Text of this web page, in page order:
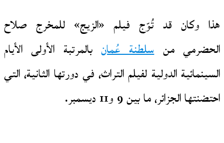
هذا وكان قد تُوّج فيلم «الزيج» للمخرج صلاح
الحضرمي منسلطنة عُمان بالمرتبة الأولى الأيام
السينمائية الدولية لفيلم التراث، في دورتها الثانية، التي
احتضنتها الجزائر، ما بين 9 و11 ديسمبر.